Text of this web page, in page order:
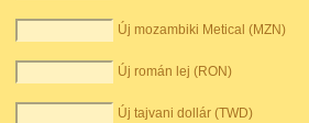
Új mozambiki Metical (MZN)
Új román lej (RON)
Új tajvani dollár (TWD)